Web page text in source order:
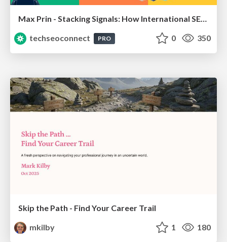
Max Prin - Stacking Signals: How International SEO Comes Together (And Falls Apart)
techseoconnect
PRO 0 350
Skip the Path - Find Your Career Trail
mkilby
1 180